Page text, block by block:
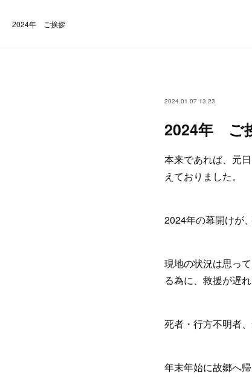
2024年 ご挨拶
2024.01.07 13:23
2024年 ご
本来であれば、元
えておりました。
2024年の幕開けが
現地の状況は思っ
る為に、救援が遅
死者・行方不明者
年末年始に故郷へ